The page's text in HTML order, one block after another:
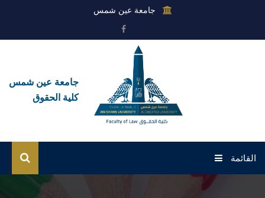
جامعة عين شمس
جامعة عين شمس
كلية الحقوق
القائمة